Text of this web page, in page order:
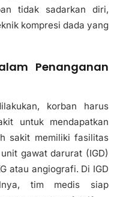
tidak sadarkan diri,
kompresi dada yang
Penanganan
korban harus
untuk mendapatkan
sakit memiliki fasilitas
gawat darurat (IGD)
atau angiografi. Di IGD
tim medis siap